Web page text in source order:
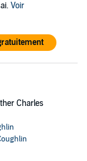
Voir
Charles